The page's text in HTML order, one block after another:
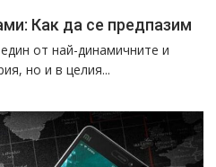
Как да се предпазим
от най-динамичните и
но и в целия...